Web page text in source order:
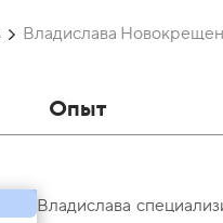
Владислава
Опыт
Владислава